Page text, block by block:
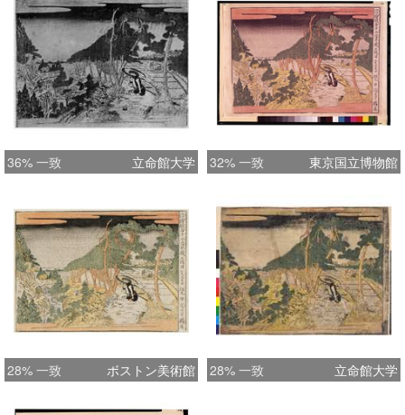
36% 一致 立命館大学 32% 一致 東京国立博物館
28% 一致 ボストン美術館 28% 一致 立命館大学